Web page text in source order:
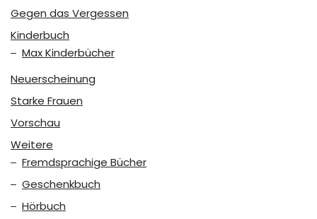
Gegen das Vergessen
Kinderbuch
Max Kinderbücher
Neuerscheinung
Starke Frauen
Vorschau
Weitere
Fremdsprachige Bücher
Geschenkbuch
Hörbuch